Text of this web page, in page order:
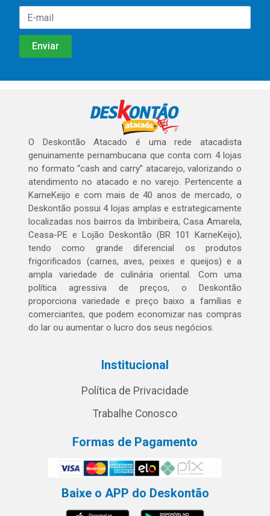
O Deskontão Atacado é uma rede atacadista
genuinamente pernambucana que conta com 4 lojas
no formato “cash and carry” atacarejo, valorizando o
atendimento no atacado e no varejo. Pertencente a
KarneKeijo e com mais de 40 anos de mercado, o
Deskontão possui 4 lojas amplas e estrategicamente
localizadas nos bairros da Imbiribeira, Casa Amarela,
Ceasa-PE e Lojão Deskontão (BR 101 KarneKeijo),
tendo como grande diferencial os produtos
frigorificados (carnes, aves, peixes e queijos) e a
ampla variedade de culinária oriental. Com uma
política agressiva de preços, o Deskontão
proporciona variedade e preço baixo a famílias e
comerciantes, que podem economizar nas compras
do lar ou aumentar o lucro dos seus negócios.
Institucional
Política de Privacidade
Trabalhe Conosco
Formas de Pagamento
Baixe o APP do Deskontão